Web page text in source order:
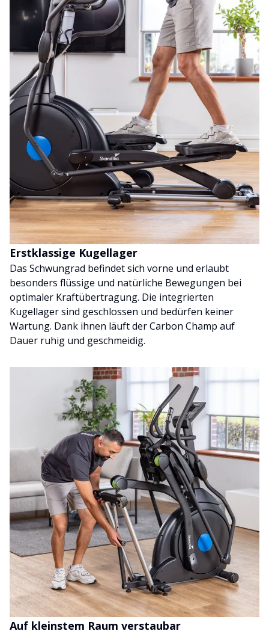
Erstklassige Kugellager
Das Schwungrad befindet sich vorne und erlaubt
besonders flüssige und natürliche Bewegungen bei
optimaler Kraftübertragung. Die integrierten
Kugellager sind geschlossen und bedürfen keiner
Wartung. Dank ihnen läuft der Carbon Champ auf
Dauer ruhig und geschmeidig.
Auf kleinstem Raum verstaubar